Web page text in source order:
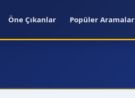
Öne Çıkanlar Popüler Aramalar